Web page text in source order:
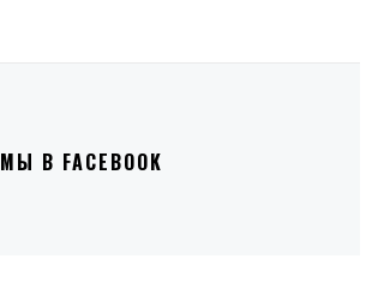
МЫ В FACEBOOK